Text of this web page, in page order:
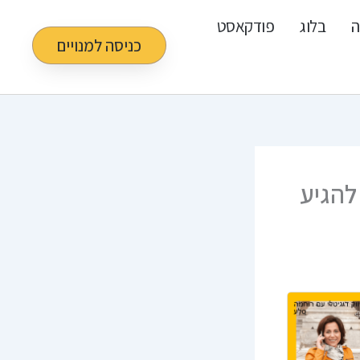
בלוג
פודקאסט
כניסה למנויים